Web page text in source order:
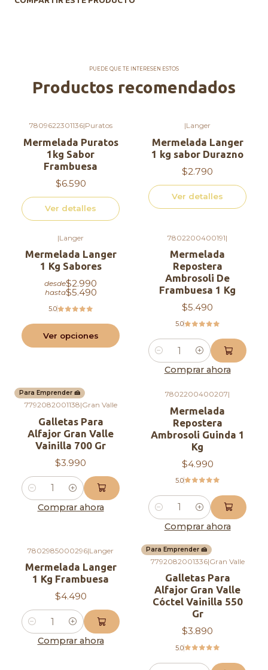
Comercial Agapi, Hecho con Amor <3
PUEDE QUE TE INTERESEN ESTOS
Productos recomendados
Agotado
7809622301136|Puratos
Mermelada Puratos
1kg Sabor
Frambuesa
$6.590
Ver detalles
|Langer
Mermelada Langer
1 kg sabor Durazno
$2.790
Ver detalles
|Langer
Mermelada Langer
1 Kg Sabores
desde$2.990
hasta$5.490
5.0
Ver opciones
7802200400191|
Mermelada
Repostera
Ambrosoli De
Frambuesa 1 Kg
$5.490
5.0
Cantidad
Comprar ahora
Para Emprender 🍰
7792082001138|Gran Valle
Galletas Para
Alfajor Gran Valle
Vainilla 700 Gr
$3.990
Cantidad
Comprar ahora
7802200400207|
Mermelada
Repostera
Ambrosoli Guinda 1
Kg
$4.990
5.0
Cantidad
Comprar ahora
7802985000296|Langer
Mermelada Langer
1 Kg Frambuesa
$4.490
Cantidad
Comprar ahora
Para Emprender 🍰
7792082001336|Gran Valle
Galletas Para
Alfajor Gran Valle
Cóctel Vainilla 550
Gr
$3.890
5.0